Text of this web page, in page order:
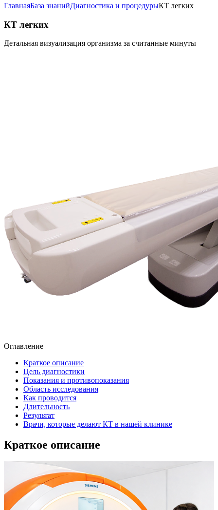
ГлавнаяБаза знанийДиагностика и процедурыКТ легких
КТ легких
Детальная визуализация организма за считанные минуты
Оглавление
Краткое описание
Цель диагностики
Показания и противопоказания
Область исследования
Как проводится
Длительность
Результат
Врачи, которые делают КТ в нашей клинике
Краткое описание